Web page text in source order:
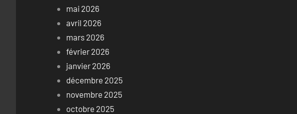
mai 2026
avril 2026
mars 2026
février 2026
janvier 2026
décembre 2025
novembre 2025
octobre 2025